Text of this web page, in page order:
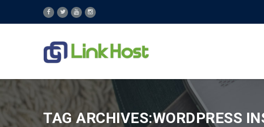
TAG ARCHIVES:WORDPRESS